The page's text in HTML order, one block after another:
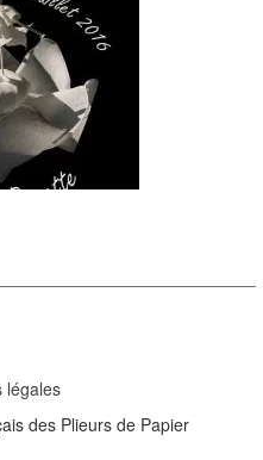
légales
des Plieurs de Papier